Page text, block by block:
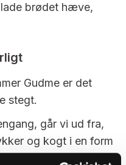
brødet hæve,
Gudme er det
stegt.
går vi ud fra,
og kogt i en form